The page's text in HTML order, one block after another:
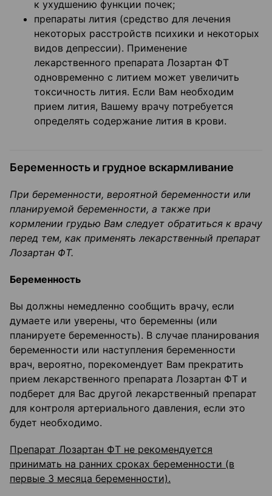
к ухудшению функции почек;
препараты лития (средство для лечения
некоторых расстройств психики и некоторых
видов депрессии). Применение
лекарственного препарата Лозартан ФТ
одновременно с литием может увеличить
токсичность лития. Если Вам необходим
прием лития, Вашему врачу потребуется
определять содержание лития в крови.
Беременность и грудное вскармливание
При беременности, вероятной беременности или
планируемой беременности, а также при
кормлении грудью Вам следует обратиться к врачу
перед тем, как применять лекарственный препарат
Лозартан ФТ.
Беременность
Вы должны немедленно сообщить врачу, если
думаете или уверены, что беременны (или
планируете беременность). В случае планирования
беременности или наступления беременности
врач, вероятно, порекомендует Вам прекратить
прием лекарственного препарата Лозартан ФТ и
подберет для Вас другой лекарственный препарат
для контроля артериального давления, если это
будет необходимо.
Препарат Лозартан ФТ не рекомендуется
принимать на ранних сроках беременности (в
первые 3 месяца беременности).